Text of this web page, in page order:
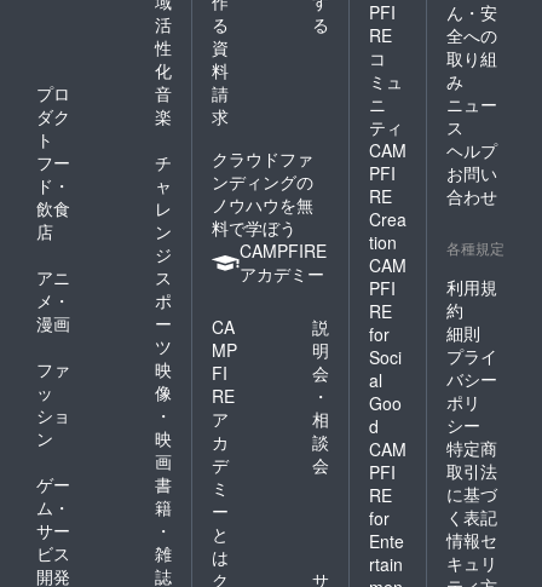
活
性
化
プロ
ダク
ト
音
楽
フー
ド・
飲食
店
チ
ャ
レ
ン
ジ
アニ
メ・
漫画
ス
ポ
ー
ツ
ファ
ッ
ショ
ン
映
像
・
映
画
ゲー
ム・
サー
ビス
開発
書
籍
・
雑
誌
る
る
資
料
請
求
クラウドファ
ンディングの
ノウハウを無
料で学ぼう
CAMPFIRE
アカデミー
CA
MP
FI
RE
ア
カ
デ
ミ
ー
と
は
説
明
会
・
相
談
会
ク
サ
PFI
RE
コ
ミュ
ニ
ティ
CAM
PFI
RE
Crea
tion
CAM
PFI
RE
for
Soci
al
Goo
d
CAM
PFI
RE
for
Ente
rtain
ん・安
全への
取り組
み
ニュー
ス
ヘルプ
お問い
合わせ
各種規定
利用規
約
細則
プライ
バシー
ポリ
シー
特定商
取引法
に基づ
く表記
情報セ
キュリ